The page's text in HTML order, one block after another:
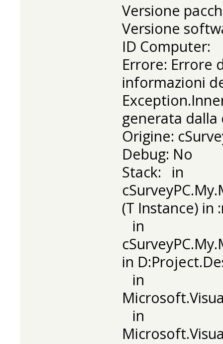
Versione
Versione
ID Computer:
Errore: Errore
informazioni
generata
Origine:
Debug: No
Stack: in
(T Instance) in
in
in
in
in